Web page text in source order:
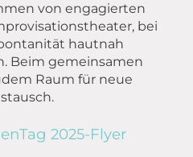
von engagierten
bei
hautnah
Beim gemeinsamen
Raum für neue
2025-Flyer